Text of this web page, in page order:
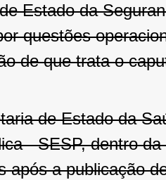
Estado da
questões
de que trata o
de Estado da
- SESP, dentro
após a publicação